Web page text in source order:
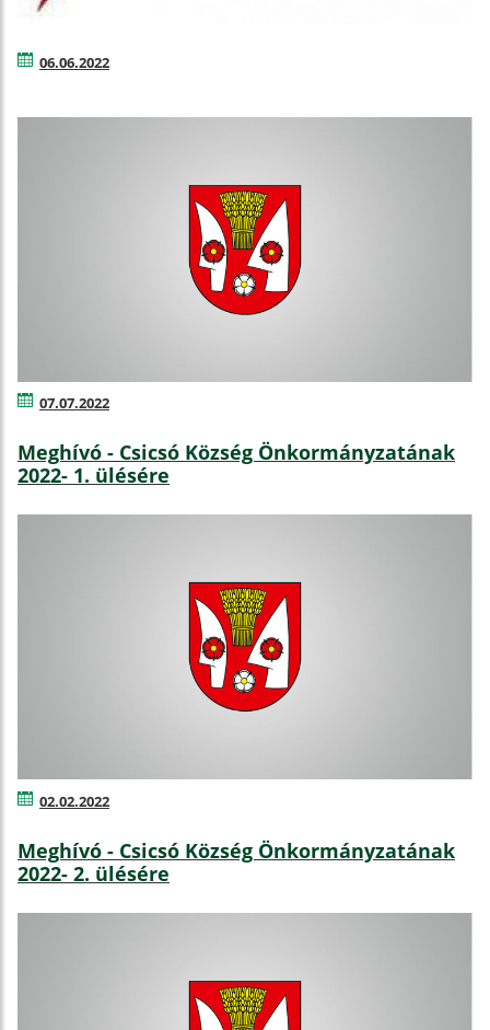
06.06.2022
07.07.2022
Meghívó - Csicsó Község Önkormányzatának
2022- 1. ülésére
02.02.2022
Meghívó - Csicsó Község Önkormányzatának
2022- 2. ülésére